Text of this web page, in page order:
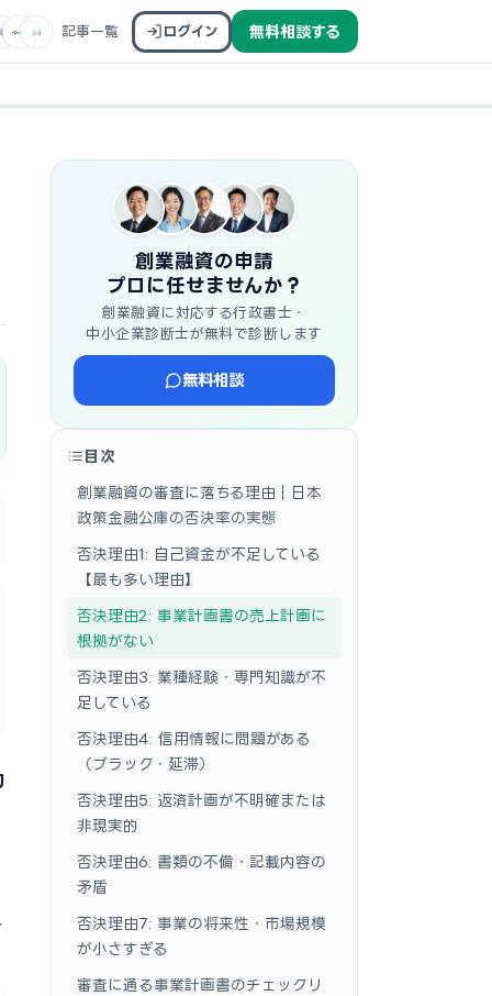
記事一覧 ログイン 無料相談する
創業融資の申請
プロに任せませんか？
創業融資に対応する行政書士・
中小企業診断士が無料で診断します
無料相談
目次
創業融資の審査に落ちる理由｜日本
政策金融公庫の否決率の実態
否決理由1: 自己資金が不足している
【最も多い理由】
否決理由2: 事業計画書の売上計画に
根拠がない
否決理由3: 業種経験・専門知識が不
足している
否決理由4: 信用情報に問題がある
（ブラック・延滞）
否決理由5: 返済計画が不明確または
非現実的
否決理由6: 書類の不備・記載内容の
矛盾
否決理由7: 事業の将来性・市場規模
が小さすぎる
審査に通る事業計画書のチェックリ